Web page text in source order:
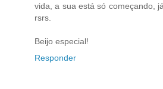
vida, a sua está só começando,
rsrs.
Beijo especial!
Responder